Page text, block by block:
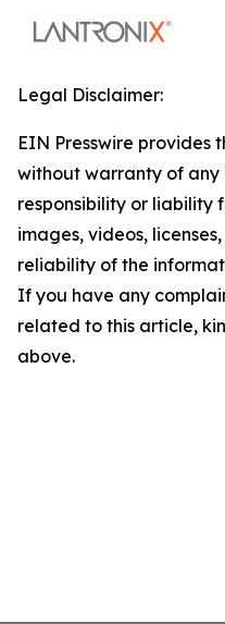
Legal Disclaimer:
EIN Presswire provides
without warranty of any
responsibility or liability
images, videos,
reliability of the
If you have any
related to this article,
above.